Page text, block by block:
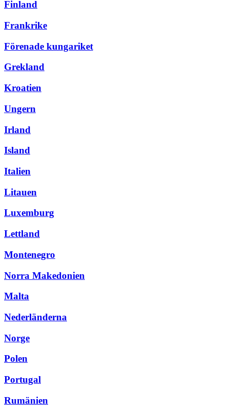
Finland
Frankrike
Förenade kungariket
Grekland
Kroatien
Ungern
Irland
Island
Italien
Litauen
Luxemburg
Lettland
Montenegro
Norra Makedonien
Malta
Nederländerna
Norge
Polen
Portugal
Rumänien